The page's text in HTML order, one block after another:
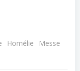
Homélie
Messe